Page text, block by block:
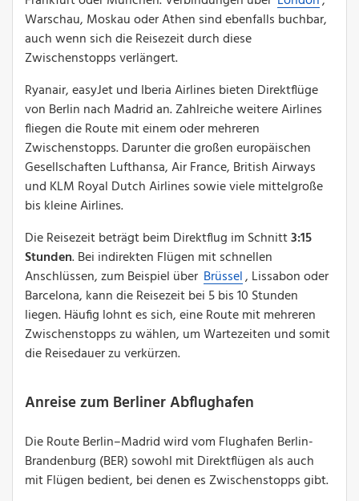
Warschau, Moskau oder Athen sind ebenfalls buchbar,
auch wenn sich die Reisezeit durch diese
Zwischenstopps verlängert.
Ryanair, easyJet und Iberia Airlines bieten Direktflüge
von Berlin nach Madrid an. Zahlreiche weitere Airlines
fliegen die Route mit einem oder mehreren
Zwischenstopps. Darunter die großen europäischen
Gesellschaften Lufthansa, Air France, British Airways
und KLM Royal Dutch Airlines sowie viele mittelgroße
bis kleine Airlines.
Die Reisezeit beträgt beim Direktflug im Schnitt3:15
Stunden. Bei indirekten Flügen mit schnellen
Anschlüssen, zum Beispiel über Brüssel, Lissabon oder
Barcelona, kann die Reisezeit bei 5 bis 10 Stunden
liegen. Häufig lohnt es sich, eine Route mit mehreren
Zwischenstopps zu wählen, um Wartezeiten und somit
die Reisedauer zu verkürzen.
Anreise zum Berliner Abflughafen
Die Route Berlin–Madrid wird vom Flughafen Berlin-
Brandenburg (BER) sowohl mit Direktflügen als auch
mit Flügen bedient, bei denen es Zwischenstopps gibt.